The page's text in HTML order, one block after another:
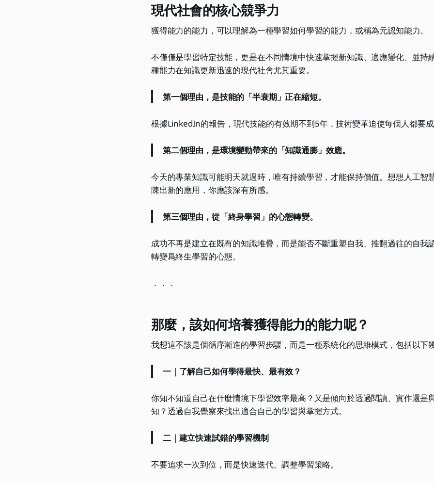
現代社會的核心競爭力
獲得能力的能力，可以理解為一種學習如何學習的能力，或稱為元認知能力。
不僅僅是學習特定技能，更是在不同情境中快速掌握新知識、適應變化、並持
種能力在知識更新迅速的現代社會尤其重要。
第一個理由，是技能的「半衰期」正在縮短。
根據LinkedIn的報告，現代技能的有效期不到5年，技術變革迫使每個人都要
第二個理由，是環境變動帶來的「知識通膨」效應。
今天的專業知識可能明天就過時，唯有持續學習，才能保持價值。想想人工智
陳出新的應用，你應該深有所感。
第三個理由，從「終身學習」的心態轉變。
成功不再是建立在既有的知識堆疊，而是能否不斷重塑自我、推翻過往的自我
轉變爲終生學習的心態。
．．．
那麼，該如何培養獲得能力的能力呢？
我想這不該是個循序漸進的學習步驟，而是一種系統化的思維模式，包括以下
一｜了解自己如何學得最快、最有效？
你知不知道自己在什麼情境下學習效率最高？又是傾向於透過閱讀、實作還是
知？透過自我覺察來找出適合自己的學習與掌握方式。
二｜建立快速試錯的學習機制
不要追求一次到位，而是快速迭代、調整學習策略。